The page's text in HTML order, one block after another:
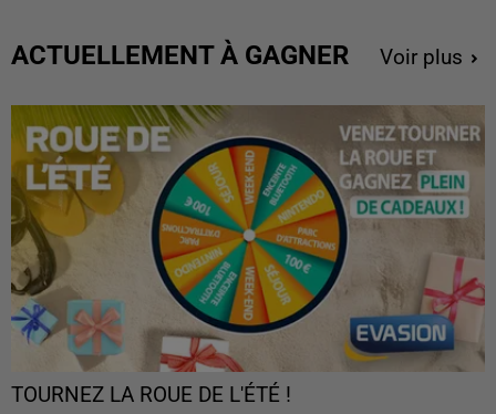
ACTUELLEMENT À GAGNER Voir plus
TOURNEZ LA ROUE DE L'ÉTÉ !